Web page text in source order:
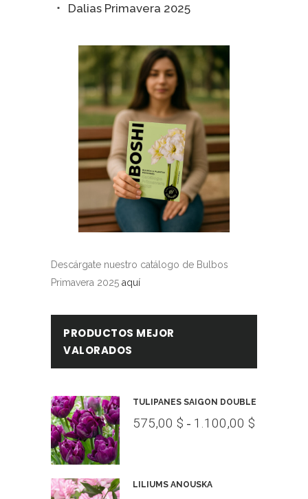
Dalias Primavera 2025
Descárgate nuestro catálogo de Bulbos
Primavera 2025 aquí
PRODUCTOS MEJOR
VALORADOS
TULIPANES SAIGON DOUBLE
575,00 $ - 1.100,00 $
LILIUMS ANOUSKA